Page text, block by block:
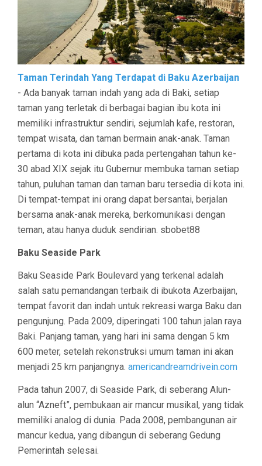
Taman Terindah Yang Terdapat di Baku Azerbaijan
- Ada banyak taman indah yang ada di Baki, setiap
taman yang terletak di berbagai bagian ibu kota ini
memiliki infrastruktur sendiri, sejumlah kafe, restoran,
tempat wisata, dan taman bermain anak-anak. Taman
pertama di kota ini dibuka pada pertengahan tahun ke-
30 abad XIX sejak itu Gubernur membuka taman setiap
tahun, puluhan taman dan taman baru tersedia di kota ini.
Di tempat-tempat ini orang dapat bersantai, berjalan
bersama anak-anak mereka, berkomunikasi dengan
teman, atau hanya duduk sendirian. sbobet88
Baku Seaside Park
Baku Seaside Park Boulevard yang terkenal adalah
salah satu pemandangan terbaik di ibukota Azerbaijan,
tempat favorit dan indah untuk rekreasi warga Baku dan
pengunjung. Pada 2009, diperingati 100 tahun jalan raya
Baki. Panjang taman, yang hari ini sama dengan 5 km
600 meter, setelah rekonstruksi umum taman ini akan
menjadi 25 km panjangnya. americandreamdrivein.com
Pada tahun 2007, di Seaside Park, di seberang Alun-
alun “Azneft”, pembukaan air mancur musikal, yang tidak
memiliki analog di dunia. Pada 2008, pembangunan air
mancur kedua, yang dibangun di seberang Gedung
Pemerintah selesai.